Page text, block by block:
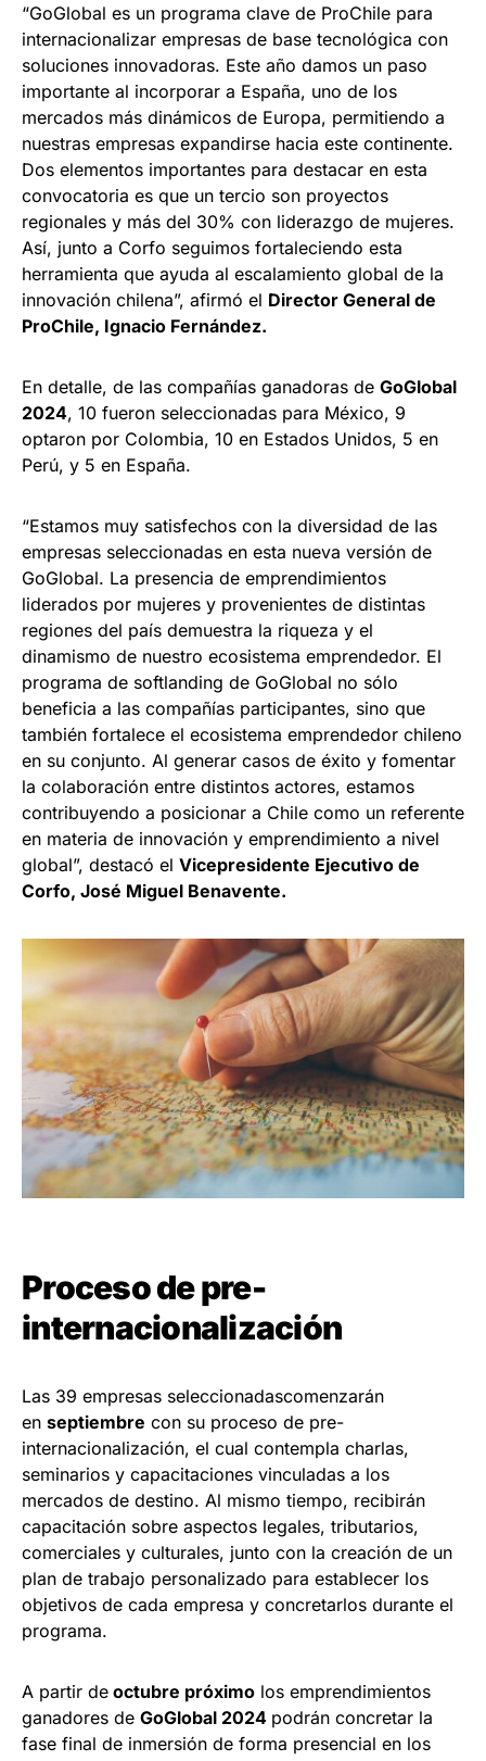
“GoGlobal es un programa clave de ProChile para
internacionalizar empresas de base tecnológica con
soluciones innovadoras. Este año damos un paso
importante al incorporar a España, uno de los
mercados más dinámicos de Europa, permitiendo a
nuestras empresas expandirse hacia este continente.
Dos elementos importantes para destacar en esta
convocatoria es que un tercio son proyectos
regionales y más del 30% con liderazgo de mujeres.
Así, junto a Corfo seguimos fortaleciendo esta
herramienta que ayuda al escalamiento global de la
innovación chilena”, afirmó el Director General de
ProChile, Ignacio Fernández.
En detalle, de las compañías ganadoras de GoGlobal
2024, 10 fueron seleccionadas para México, 9
optaron por Colombia, 10 en Estados Unidos, 5 en
Perú, y 5 en España.
“Estamos muy satisfechos con la diversidad de las
empresas seleccionadas en esta nueva versión de
GoGlobal. La presencia de emprendimientos
liderados por mujeres y provenientes de distintas
regiones del país demuestra la riqueza y el
dinamismo de nuestro ecosistema emprendedor. El
programa de softlanding de GoGlobal no sólo
beneficia a las compañías participantes, sino que
también fortalece el ecosistema emprendedor chileno
en su conjunto. Al generar casos de éxito y fomentar
la colaboración entre distintos actores, estamos
contribuyendo a posicionar a Chile como un referente
en materia de innovación y emprendimiento a nivel
global”, destacó el Vicepresidente Ejecutivo de
Corfo, José Miguel Benavente.
Proceso de pre-
internacionalización
Las 39 empresas seleccionadascomenzarán
en septiembre con su proceso de pre-
internacionalización, el cual contempla charlas,
seminarios y capacitaciones vinculadas a los
mercados de destino. Al mismo tiempo, recibirán
capacitación sobre aspectos legales, tributarios,
comerciales y culturales, junto con la creación de un
plan de trabajo personalizado para establecer los
objetivos de cada empresa y concretarlos durante el
programa.
A partir de octubre próximo los emprendimientos
ganadores de GoGlobal 2024 podrán concretar la
fase final de inmersión de forma presencial en los